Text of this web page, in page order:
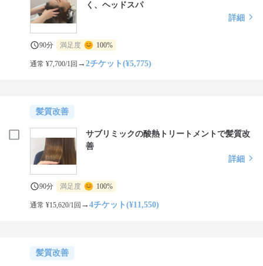
く、ヘッドスパ
詳細
90分 満足度 100%
通常 ¥7,700/1回 →2チケット(¥5,775)
髪質改善
サブリミックの酸熱トリートメントで髪質改
善
詳細
90分 満足度 100%
通常 ¥15,620/1回 →4チケット(¥11,550)
髪質改善